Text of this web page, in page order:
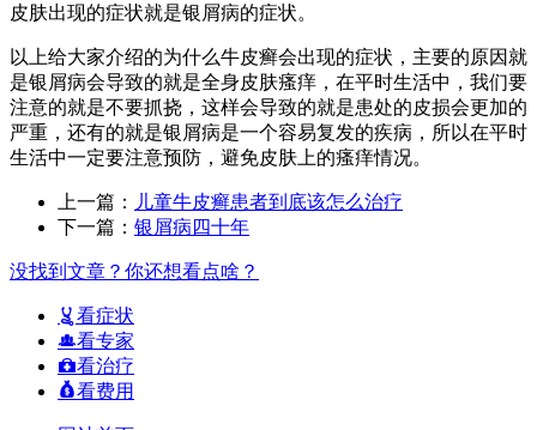
皮肤出现的症状就是银屑病的症状。
以上给大家介绍的为什么牛皮癣会出现的症状，主要的原因就
是银屑病会导致的就是全身皮肤瘙痒，在平时生活中，我们要
注意的就是不要抓挠，这样会导致的就是患处的皮损会更加的
严重，还有的就是银屑病是一个容易复发的疾病，所以在平时
生活中一定要注意预防，避免皮肤上的瘙痒情况。
上一篇：
儿童牛皮癣患者到底该怎么治疗
下一篇： 银屑病四十年
没找到文章？你还想看点啥？
看症状
看专家
看治疗
看费用